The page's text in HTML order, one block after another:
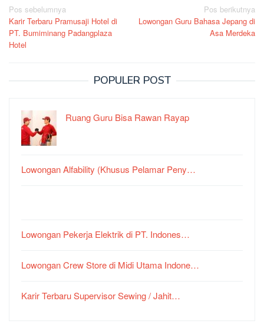
Navigasi
pos
Pos sebelumnya
Karir Terbaru Pramusaji Hotel di
PT. Bumiminang Padangplaza
Hotel
Pos berikutnya
Lowongan Guru Bahasa Jepang di
Asa Merdeka
POPULER POST
Ruang Guru Bisa Rawan Rayap
Lowongan Alfability (Khusus Pelamar Peny…
Lowongan Pekerja Elektrik di PT. Indones…
Lowongan Crew Store di Midi Utama Indone…
Karir Terbaru Supervisor Sewing / Jahit…